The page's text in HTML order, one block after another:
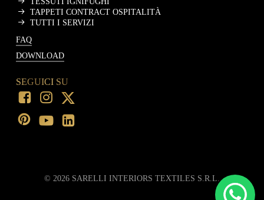
TAPPETI CONTRACT OSPITALITÀ
TUTTI I SERVIZI
FAQ
DOWNLOAD
SEGUICI SU
© 2026SARELLI INTERIORS TEXTILES S.R.L.